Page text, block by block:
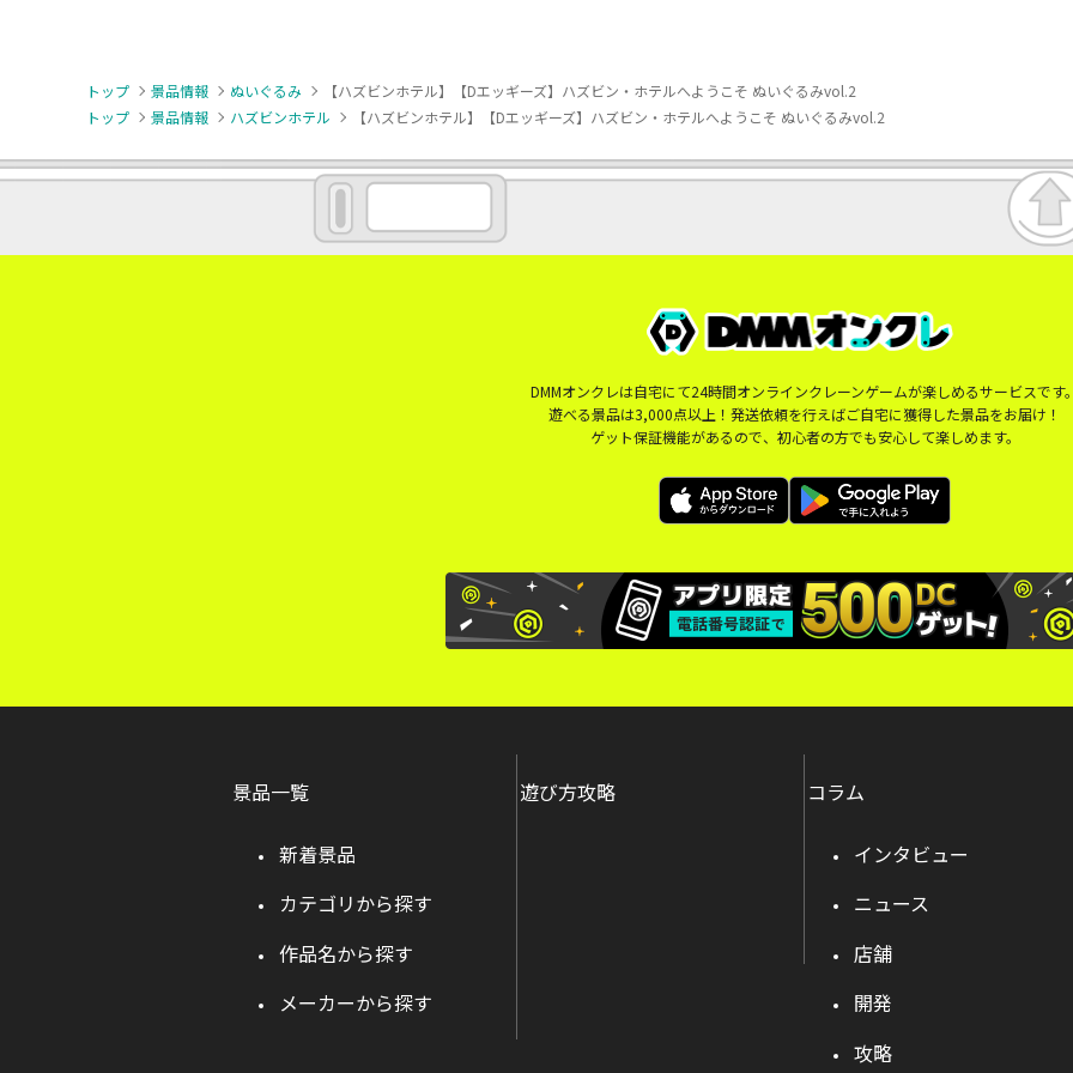
トップ 景品情報 ぬいぐるみ
【ハズビンホテル】【Dエッギーズ】ハズビン・ホテルへようこそ ぬいぐるみvol.2
トップ
景品情報 ハズビンホテル 【ハズビンホテル】【Dエッギーズ】ハズビン・ホテルへようこそ ぬいぐるみvol.2
DMMオンクレは自宅にて24時間オンラインクレーンゲームが楽しめるサービスです
遊べる景品は3,000点以上！発送依頼を行えばご自宅に獲得した景品をお届け！
ゲット保証機能があるので、初心者の方でも安心して楽しめます。
景品一覧
新着景品
カテゴリから探す
作品名から探す
メーカーから探す
遊び方攻略 コラム
インタビュー
ニュース
店舗
開発
攻略